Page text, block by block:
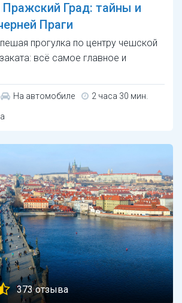
Град: тайны и
Праги
прогулка по центру чешской
всё самое главное и
На автомобиле 2 часа 30 мин.
373 отзыва